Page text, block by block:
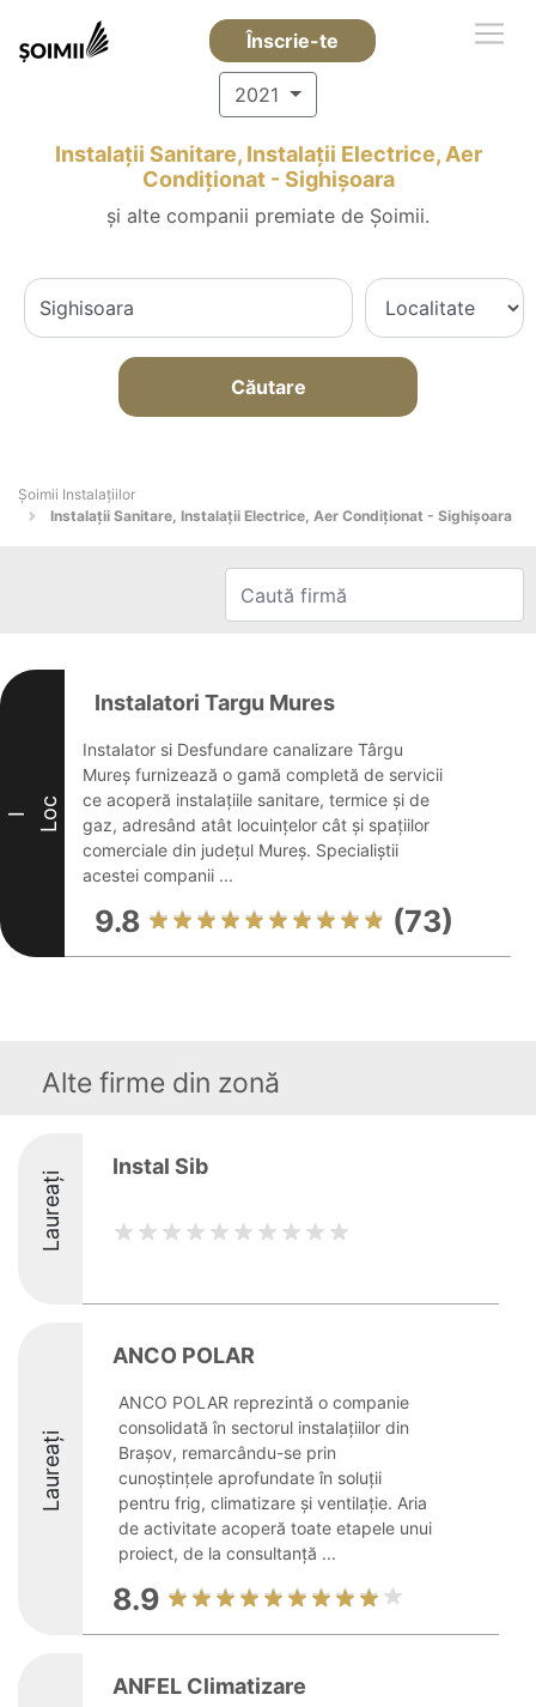
Înscrie-te
2021
Instalații Sanitare, Instalații Electrice, Aer
Condiționat - Sighişoara
și alte companii premiate de Șoimii.
Căutare
Şoimii Instalaţiilor
Instalații Sanitare, Instalații Electrice, Aer Condiționat - Sighişoara
I Loc
Instalatori Targu Mures
Instalator si Desfundare canalizare Târgu
Mureș furnizează o gamă completă de servicii
ce acoperă instalațiile sanitare, termice și de
gaz, adresând atât locuințelor cât și spațiilor
comerciale din județul Mureș. Specialiștii
acestei companii ...
9.8 (73)
Alte firme din zonă
Laureați
Instal Sib
Laureați
ANCO POLAR
ANCO POLAR reprezintă o companie
consolidată în sectorul instalațiilor din
Brașov, remarcându-se prin
cunoștințele aprofundate în soluții
pentru frig, climatizare și ventilație. Aria
de activitate acoperă toate etapele unui
proiect, de la consultanță ...
8.9
ANFEL Climatizare